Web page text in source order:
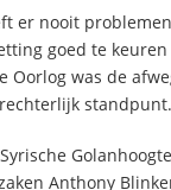
er nooit
goed te keuren
was de
standpunt.
Anthony